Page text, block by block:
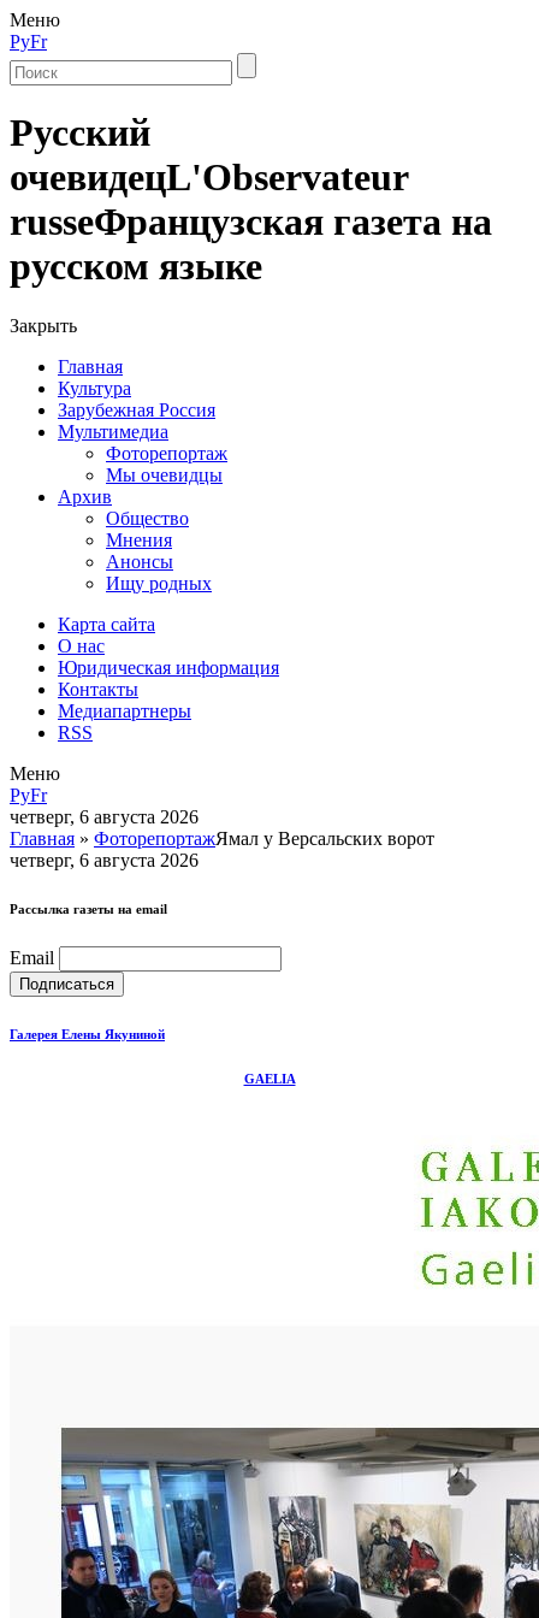
Меню
РуFr
Русский
очевидецL'Observateur
russeФранцузская газета на
русском языке
Закрыть
Главная
Культура
Зарубежная Россия
Мультимедиа
Фоторепортаж
Мы очевидцы
Архив
Общество
Мнения
Анонсы
Ищу родных
Карта сайта
О нас
Юридическая информация
Контакты
Медиапартнеры
RSS
Меню
РуFr
четверг, 6 августа 2026
Главная » ФоторепортажЯмал у Версальских ворот
четверг, 6 августа 2026
Рассылка газеты на email
Email
Галерея Елены Якуниной
GAELIA